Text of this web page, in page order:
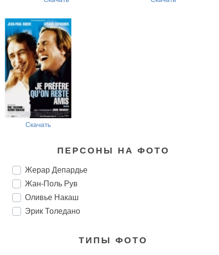
Скачать
ПЕРСОНЫ НА ФОТО
Жерар Депардье
Жан-Поль Рув
Оливье Накаш
Эрик Толедано
ТИПЫ ФОТО